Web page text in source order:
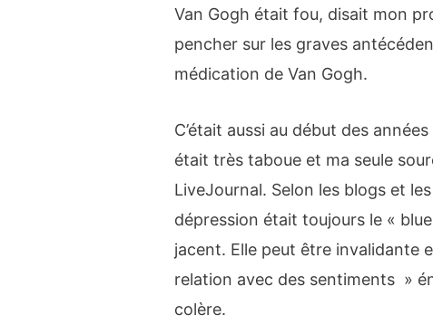
Van Gogh était fou, disait mon
pencher sur les graves
médication de Van Gogh.
C’était aussi au début des
était très taboue et ma seule
LiveJournal. Selon les blogs et
dépression était toujours le «
jacent. Elle peut être invalidante
relation avec des sentiments »
colère.